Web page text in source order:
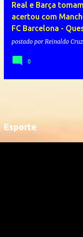
Real e Barça
acertou com
FC Barcelona -
postado por Reinaldo Cruz
0
Esporte